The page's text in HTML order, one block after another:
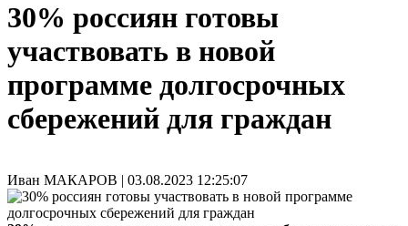
30% россиян готовы
участвовать в новой
программе долгосрочных
сбережений для граждан
Иван МАКАРОВ | 03.08.2023 12:25:07